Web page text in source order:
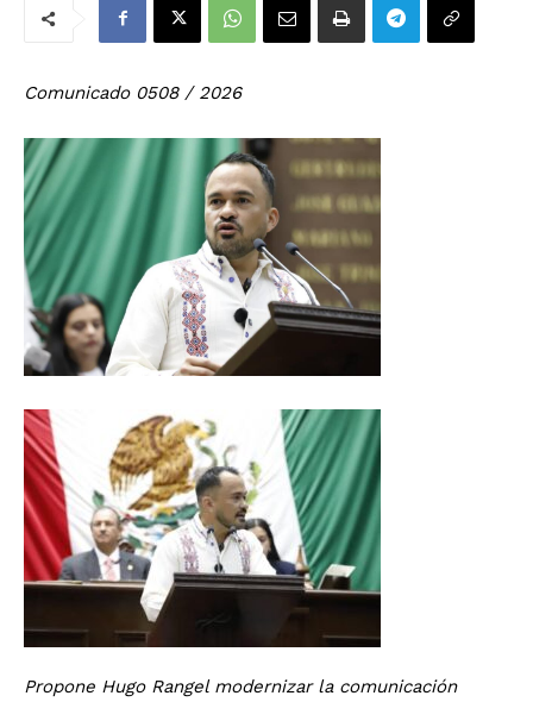
Comunicado 0508 / 2026
Propone Hugo Rangel modernizar la comunicación